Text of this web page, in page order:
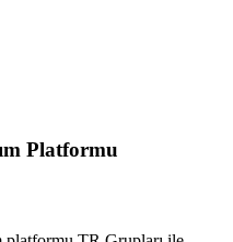
Platformu